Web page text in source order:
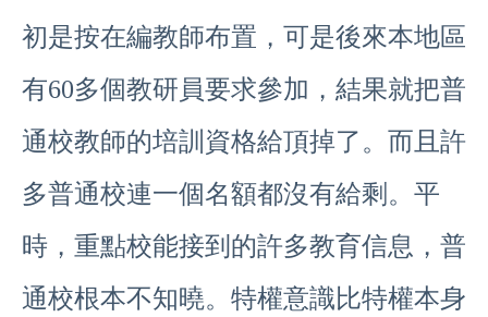
初是按在編教師布置，可是後來本地區
有60多個教研員要求參加，結果就把普
通校教師的培訓資格給頂掉了。而且許
多普通校連一個名額都沒有給剩。平
時，重點校能接到的許多教育信息，普
通校根本不知曉。特權意識比特權本身